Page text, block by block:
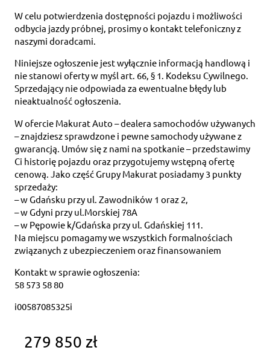
W celu potwierdzenia dostępności pojazdu i możliwości
odbycia jazdy próbnej, prosimy o kontakt telefoniczny z
naszymi doradcami.
Niniejsze ogłoszenie jest wyłącznie informacją handlową i
nie stanowi oferty w myśl art. 66, § 1. Kodeksu Cywilnego.
Sprzedający nie odpowiada za ewentualne błędy lub
nieaktualność ogłoszenia.
W ofercie Makurat Auto – dealera samochodów używanych
– znajdziesz sprawdzone i pewne samochody używane z
gwarancją. Umów się z nami na spotkanie – przedstawimy
Ci historię pojazdu oraz przygotujemy wstępną ofertę
cenową. Jako część Grupy Makurat posiadamy 3 punkty
sprzedaży:
– w Gdańsku przy ul. Zawodników 1 oraz 2,
– w Gdyni przy ul.Morskiej 78A
– w Pępowie k/Gdańska przy ul. Gdańskiej 111.
Na miejscu pomagamy we wszystkich formalnościach
związanych z ubezpieczeniem oraz finansowaniem
Kontakt w sprawie ogłoszenia:
58 573 58 80
i00587085325i
279 850 zł